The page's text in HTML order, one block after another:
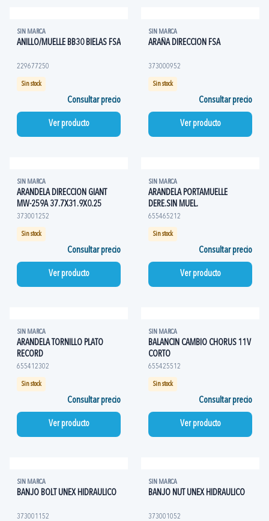
SIN MARCA
ANILLO/MUELLE BB30 BIELAS FSA
229677250
Sin stock
Consultar precio
Ver producto
SIN MARCA
ARAÑA DIRECCION FSA
373000952
Sin stock
Consultar precio
Ver producto
SIN MARCA
ARANDELA DIRECCION GIANT
MW-259A 37.7X31.9X0.25
373001252
Sin stock
Consultar precio
Ver producto
SIN MARCA
ARANDELA PORTAMUELLE
DERE.SIN MUEL.
655465212
Sin stock
Consultar precio
Ver producto
SIN MARCA
ARANDELA TORNILLO PLATO
RECORD
655412302
Sin stock
Consultar precio
Ver producto
SIN MARCA
BALANCIN CAMBIO CHORUS 11V
CORTO
655425512
Sin stock
Consultar precio
Ver producto
SIN MARCA
BANJO BOLT UNEX HIDRAULICO
373001152
SIN MARCA
BANJO NUT UNEX HIDRAULICO
373001052